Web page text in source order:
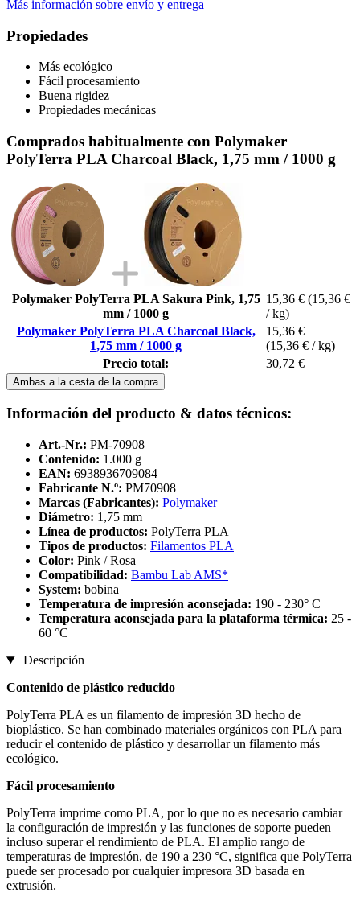
Más información sobre envío y entrega
Propiedades
Más ecológico
Fácil procesamiento
Buena rigidez
Propiedades mecánicas
Comprados habitualmente con Polymaker
PolyTerra PLA Charcoal Black, 1,75 mm / 1000 g
Polymaker PolyTerra PLA Sakura Pink, 1,75
mm / 1000 g
15,36 € (15,36 €
/ kg)
Polymaker PolyTerra PLA Charcoal Black,
1,75 mm / 1000 g
15,36 €
(15,36 € / kg)
Precio total:
30,72 €
Ambas a la cesta de la compra
Información del producto & datos técnicos:
Art.-Nr.: PM-70908
Contenido: 1.000 g
EAN: 6938936709084
Fabricante N.º: PM70908
Marcas (Fabricantes): Polymaker
Diámetro: 1,75 mm
Línea de productos: PolyTerra PLA
Tipos de productos: Filamentos PLA
Color: Pink / Rosa
Compatibilidad: Bambu Lab AMS*
System: bobina
Temperatura de impresión aconsejada: 190 - 230° C
Temperatura aconsejada para la plataforma térmica: 25 -
60 °C
Descripción
Contenido de plástico reducido
PolyTerra PLA es un filamento de impresión 3D hecho de
bioplástico. Se han combinado materiales orgánicos con PLA para
reducir el contenido de plástico y desarrollar un filamento más
ecológico.
Fácil procesamiento
PolyTerra imprime como PLA, por lo que no es necesario cambiar
la configuración de impresión y las funciones de soporte pueden
incluso superar el rendimiento de PLA. El amplio rango de
temperaturas de impresión, de 190 a 230 °C, significa que PolyTerra
puede ser procesado por cualquier impresora 3D basada en
extrusión.